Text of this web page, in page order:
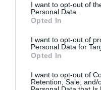
I want to opt-out of
Personal Data.
Opted In
I want to opt-out of
Personal Data for
Opted In
I want to opt-out of
Retention, Sale, and/
Ca viaţa-n
Câteodată-i mai
Doar că nicăierea nu-